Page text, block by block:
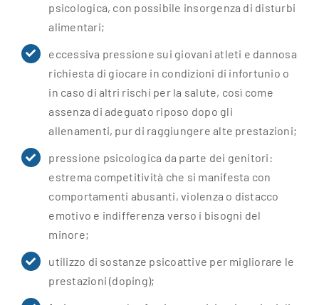
psicologica, con possibile insorgenza di disturbi
alimentari;
eccessiva pressione sui giovani atleti e dannosa
richiesta di giocare in condizioni di infortunio o
in caso di altri rischi per la salute, così come
assenza di adeguato riposo dopo gli
allenamenti, pur di raggiungere alte prestazioni;
pressione psicologica da parte dei genitori:
estrema competitività che si manifesta con
comportamenti abusanti, violenza o distacco
emotivo e indifferenza verso i bisogni del
minore;
utilizzo di sostanze psicoattive per migliorare le
prestazioni (doping);